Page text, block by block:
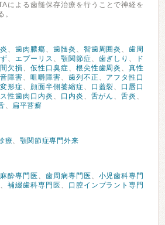
による歯髄保存治療を行うことで神経を
。
、 歯肉膿瘍、 歯髄炎 、 智歯周囲炎 、歯周
、 エプーリス 、 顎関節症、 歯ぎしり 、
ド
欠損 、 仮性口臭症、 根尖性歯周炎 、真性
障害、 咀嚼障害、 歯列不正 、 アフタ性口
形症、 顔面半側萎縮症、 口蓋裂、 口唇口
性歯肉口内炎 、 口内炎 、 舌がん 、舌炎 、
、 扁平苔癬
療、 顎関節症専門外来
酔専門医 、 歯周病専門医 、 小児歯科専門
、 補綴歯科専門医 、 口腔インプラント専門